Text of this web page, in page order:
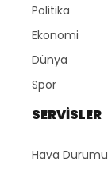
Politika
Ekonomi
Dünya
Spor
SERVİSLER
Hava Durumu